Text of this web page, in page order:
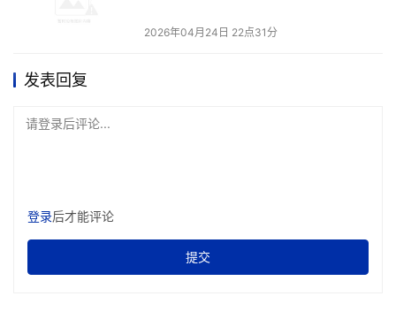
升级控制：
版本的访问。
更轻松地保持其最新状态。
在 macOS Big Sur 上轻松安装：
2026年04月24日 22点31分
发表回复
请登录后评论...
登录后才能评论
提交